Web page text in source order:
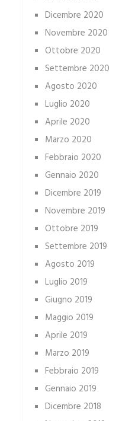
Dicembre 2020
Novembre 2020
Ottobre 2020
Settembre 2020
Agosto 2020
Luglio 2020
Aprile 2020
Marzo 2020
Febbraio 2020
Gennaio 2020
Dicembre 2019
Novembre 2019
Ottobre 2019
Settembre 2019
Agosto 2019
Luglio 2019
Giugno 2019
Maggio 2019
Aprile 2019
Marzo 2019
Febbraio 2019
Gennaio 2019
Dicembre 2018